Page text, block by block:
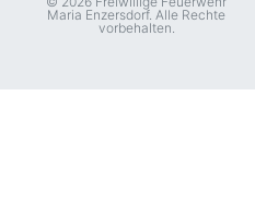
Maria Enzersdorf. Alle Rechte
vorbehalten.